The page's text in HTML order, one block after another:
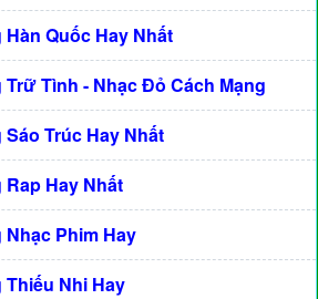
Quốc Hay Nhất
Tình - Nhạc Đỏ Cách Mạng
Trúc Hay Nhất
Hay Nhất
Phim Hay
Nhi Hay